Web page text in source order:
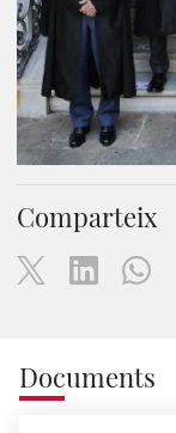
Comparteix
Documents